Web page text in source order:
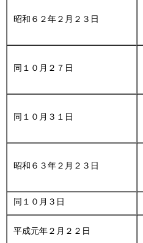
昭和６２年２月２３日
同１０月２７日
同１０月３１日
昭和６３年２月２３日
同１０月３日
平成元年２月２２日